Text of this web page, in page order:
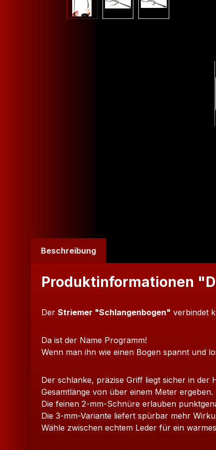
Beschreibung
Produktinformationen
Der Striemer "Schlangenbogen" verbindet
Da ist der Name Programm!
Wenn man ihn wie einen Bogen spannt und
Der schlanke, präzise Griff liegt sicher in der
Gesamtlänge von über einem Meter ergeben.
Die feinen 2-mm-Schnüre erlauben
Die 3-mm-Variante liefert spürbar mehr
Wähle zwischen echtem Leder für ein